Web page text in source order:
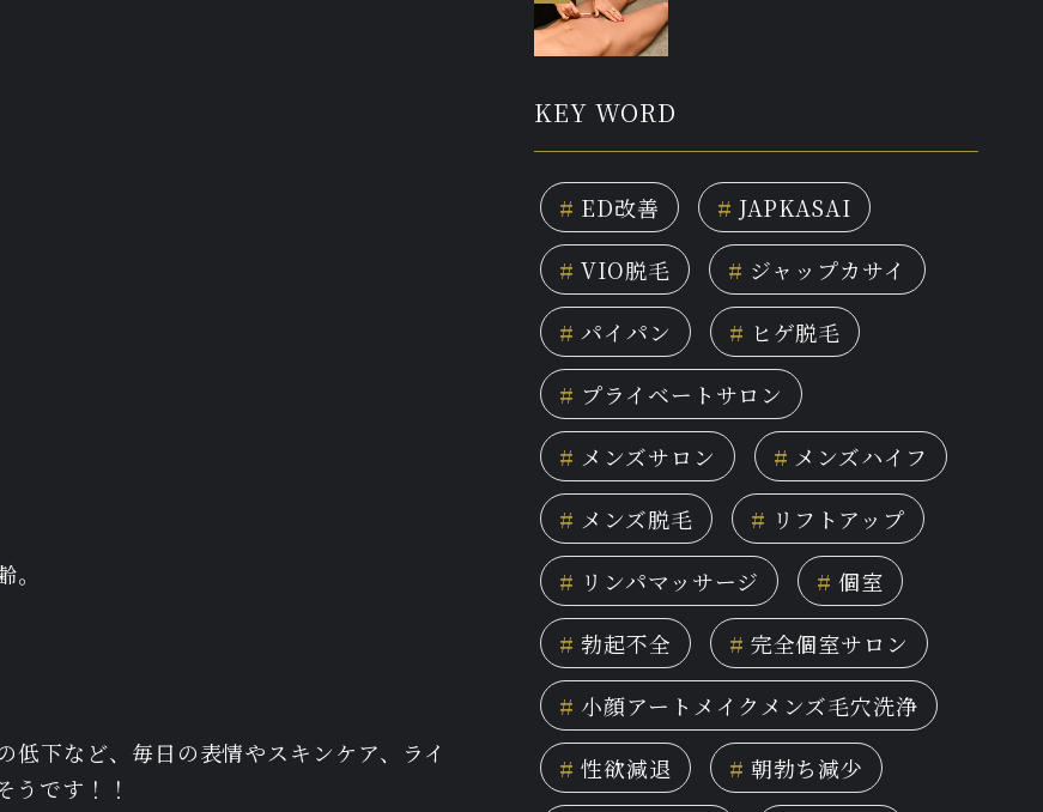
。
下など、毎日の表情やスキンケア、ライ
うです！！
KEY WORD
# ED改善 # JAPKASAI
# VIO脱毛 # ジャップカサイ
# パイパン # ヒゲ脱毛
# プライベートサロン
# メンズサロン # メンズハイフ
# メンズ脱毛 # リフトアップ
# リンパマッサージ # 個室
# 勃起不全 # 完全個室サロン
# 小顔アートメイクメンズ毛穴洗浄
# 性欲減退 # 朝勃ち減少